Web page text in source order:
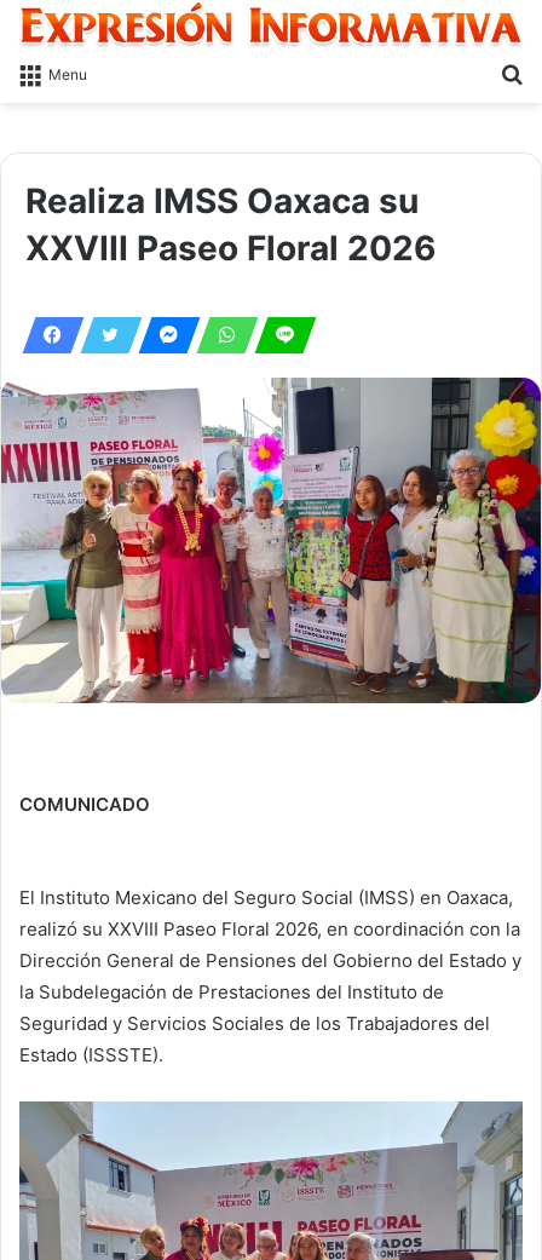
Menu
Realiza IMSS Oaxaca su
XXVIII Paseo Floral 2026
COMUNICADO
El Instituto Mexicano del Seguro Social (IMSS) en Oaxaca,
realizó su XXVIII Paseo Floral 2026, en coordinación con la
Dirección General de Pensiones del Gobierno del Estado y
la Subdelegación de Prestaciones del Instituto de
Seguridad y Servicios Sociales de los Trabajadores del
Estado (ISSSTE).